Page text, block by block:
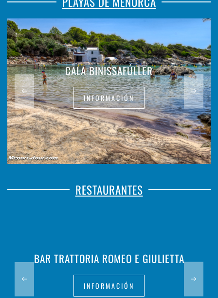
CALA BINISSAFÚLLER
INFORMACIÓN
RESTAURANTES
BAR TRATTORIA ROMEO E GIULIETTA
INFORMACIÓN